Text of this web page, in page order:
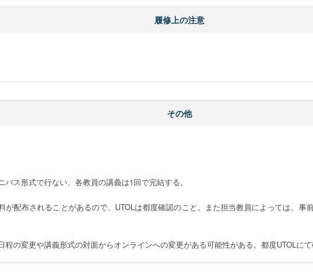
履修上の注意
その他
バス形式で行ない、各教員の講義は1回で完結する。
が配布されることがあるので、UTOLは都度確認のこと。また担当教員によっては、
程の変更や講義形式の対面からオンラインへの変更がある可能性がある。都度UTOLに